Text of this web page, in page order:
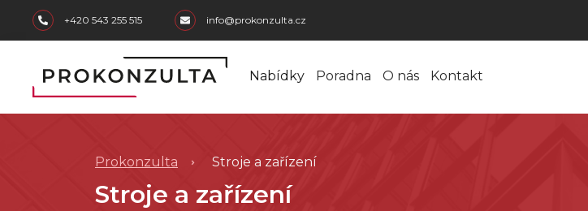
skip to main content
+420 543 255 515 info@prokonzulta.cz
Nabídky Poradna O nás Kontakt
Prokonzulta Stroje a zařízení
Stroje a zařízení